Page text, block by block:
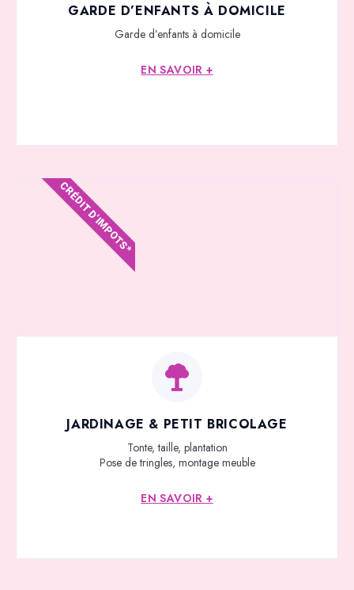
GARDE D’ENFANTS À DOMICILE
Garde d’enfants à domicile
EN SAVOIR +
JARDINAGE & PETIT BRICOLAGE
Tonte, taille, plantation
Pose de tringles, montage meuble
EN SAVOIR +
CRÉDIT D'IMPOTS*